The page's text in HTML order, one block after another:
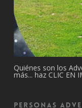
Quiénes son los
más... haz CLIC EN
Personas